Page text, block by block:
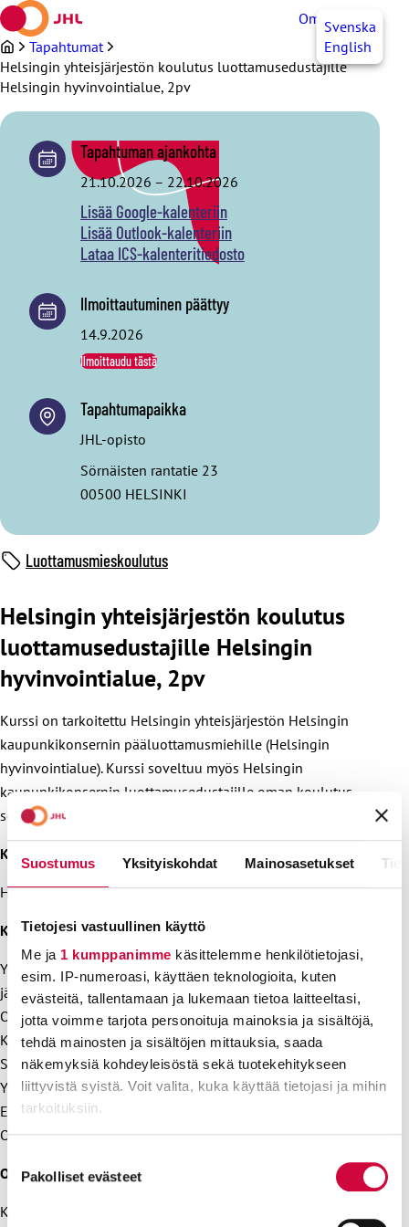
Suostumus Yksityiskohdat Mainosasetukset
Tietojesi vastuullinen käyttö
Me ja 1 kumppanimme käsittelemme henkilötietojasi,
esim. IP-numeroasi, käyttäen teknologioita, kuten
evästeitä, tallentamaan ja lukemaan tietoa laitteeltasi,
jotta voimme tarjota personoituja mainoksia ja sisältöjä,
tehdä mainosten ja sisältöjen mittauksia, saada
näkemyksiä kohdeyleisöstä sekä tuotekehitykseen
liittyvistä syistä. Voit valita, kuka käyttää tietojasi ja mihin
tarkoituksiin.
voit määrittää asetuksesi
. Voit muuttaa
valinta
Pakolliset evästeet
Siirry
sisältöön
OmaJHLSvenska
English
Tapahtumat
Helsingin yhteisjärjestön koulutus luottamusedustajille
Helsingin hyvinvointialue, 2pv
Helsingin yhteisjärjestön koulutus
luottamusedustajille Helsingin
hyvinvointialue, 2pv
Kurssi on tarkoitettu Helsingin yhteisjärjestön Helsingin
kaupunkikonsernin pääluottamusmiehille (Helsingin
hyvinvointialue). Kurssi soveltuu myös Helsingin
kaupunkikonsernin luottamusedustajille oman koulutus
sopimuksen mukaisesti.
Kohderyhmä
Helsingin yhteisjärjestön oma kutsukurssi
Keskeinen sisältö
Yhteiskunnalliset haasteet työelämässä ja
järjestöpolitiikassa.
Oma jaksaminen
Kokemuksia edunvalvontatehtävästä
Sopimuksen synty, tulos ja näkymät
Yhteistoiminta työnantajan kokemuksena
Edunvalvontaketju
Osaamisen kehittäminen
Osaamistavoitteet
Käydään sisällön kautta kiinni keskeisiin asetettuihin
Tapahtuman ajankohta
21.10.2026 – 22.10.2026
Lisää Google-kalenteriin
Lisää Outlook-kalenteriin
Lataa ICS-kalenteritiedosto
Ilmoittautuminen päättyy
14.9.2026
Ilmoittaudu tästä
Tapahtumapaikka
JHL-opisto
Sörnäisten rantatie 23
00500 HELSINKI
Luottamusmieskoulutus